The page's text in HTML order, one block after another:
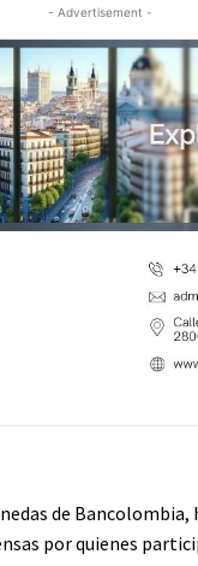
- Advertisement -
de
por quienes